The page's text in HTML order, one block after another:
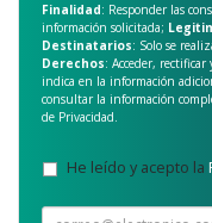
Finalidad: Responder las
información solicitada;
Destinatarios: Solo se
Derechos: Acceder,
indica en la información
consultar la información
de Privacidad.
He leído y acepto la